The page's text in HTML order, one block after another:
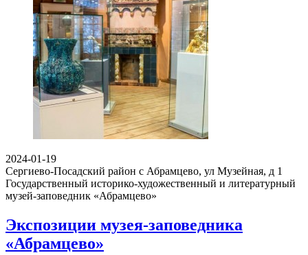
2024-01-19
Сергиево-Посадский район с Абрамцево, ул Музейная, д 1
Государственный историко-художественный и литературный
музей-заповедник «Абрамцево»
Экспозиции музея-заповедника
«Абрамцево»